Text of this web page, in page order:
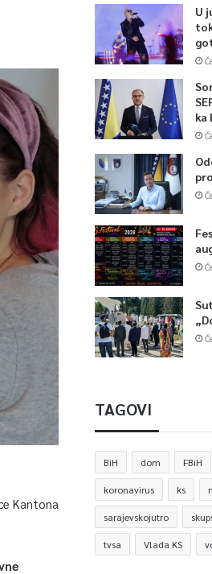
Kantona
U
ka
TAGOVI
BiH dom FBiH
koronavirus ks
sarajevskojutro
tvsa Vlada KS